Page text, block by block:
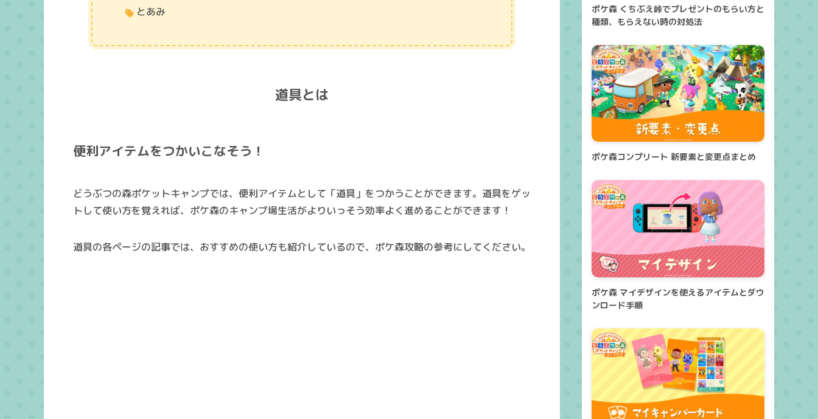
とあみ
道具とは
便利アイテムをつかいこなそう！
どうぶつの森ポケットキャンプでは、便利アイテムとして「道具」をつかうことができます。道具をゲッ
トして使い方を覚えれば、ポケ森のキャンプ場生活がよりいっそう効率よく進めることができます！
道具の各ページの記事では、おすすめの使い方も紹介しているので、ポケ森攻略の参考にしてください。
ポケ森 くちぶえ峠でプレゼントのもらい方と
種類、もらえない時の対処法
ポケ森コンプリート 新要素と変更点まとめ
ポケ森 マイデザインを使えるアイテムとダウ
ンロード手順